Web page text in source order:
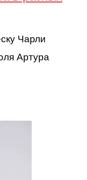
Чарли
Артура